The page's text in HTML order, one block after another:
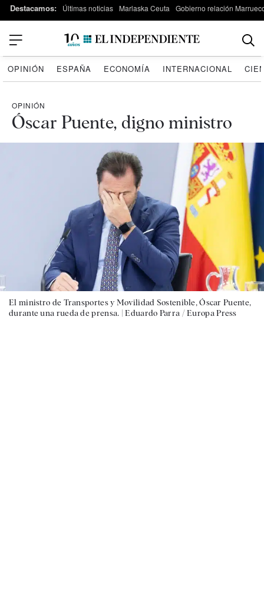
Destacamos: Últimas noticias Marlaska Ceuta Gobierno relación
OPINIÓN ESPAÑA ECONOMÍA INTERNACIONAL
OPINIÓN
Óscar Puente, digno ministro
El ministro de Transportes y Movilidad Sostenible, Óscar Puente,
durante una rueda de prensa. |Eduardo Parra / Europa Press